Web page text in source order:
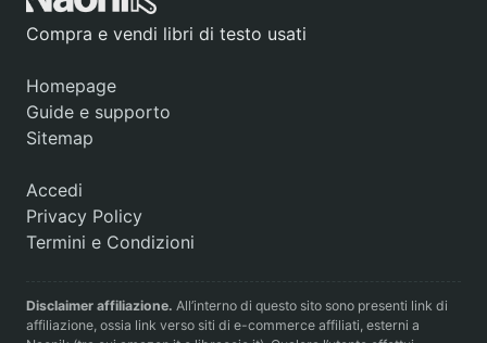
Compra e vendi libri di testo usati
Homepage
Guide e supporto
Sitemap
Accedi
Privacy Policy
Termini e Condizioni